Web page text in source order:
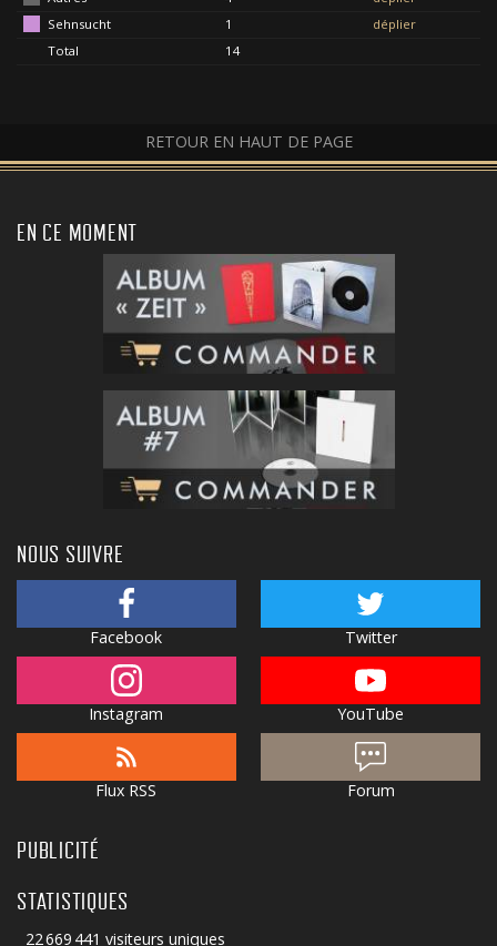
Sehnsucht
1
déplier
Total
14
RETOUR EN HAUT DE PAGE
EN CE MOMENT
NOUS SUIVRE
Facebook Twitter
Instagram YouTube
Flux RSS Forum
PUBLICITÉ
STATISTIQUES
22 669 441 visiteurs uniques